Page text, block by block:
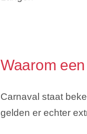
Waarom
Carnaval staat
gelden er echter